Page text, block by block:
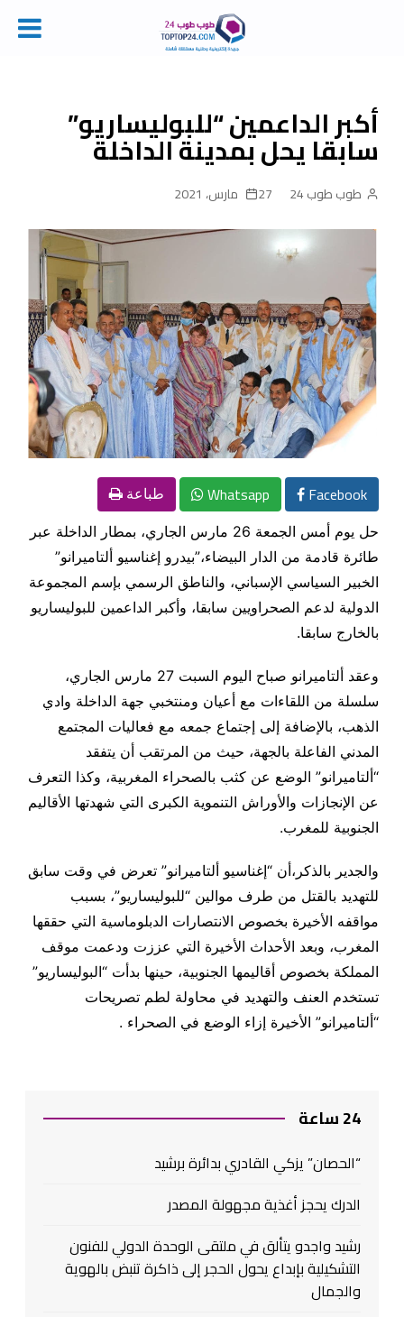
contentأكبر الداعمين “للبوليساريو”
سابقا يحل بمدينة الداخلة
طوب طوب 24 27 مارس، 2021
Facebook
Whatsapp طباعة
حل يوم أمس الجمعة 26 مارس الجاري، بمطار الداخلة عبر
طائرة قادمة من الدار البيضاء،”بيدرو إغناسيو ألتاميرانو”
الخبير السياسي الإسباني، والناطق الرسمي بإسم المجموعة
الدولية لدعم الصحراويين سابقا، وأكبر الداعمين للبوليساريو
بالخارج سابقا.
وعقد ألتاميرانو صباح اليوم السبت 27 مارس الجاري،
سلسلة من اللقاءات مع أعيان ومنتخبي جهة الداخلة وادي
الذهب، بالإضافة إلى إجتماع جمعه مع فعاليات المجتمع
المدني الفاعلة بالجهة، حيث من المرتقب أن يتفقد
“ألتاميرانو” الوضع عن كثب بالصحراء المغربية، وكذا التعرف
عن الإنجازات والأوراش التنموية الكبرى التي شهدتها الأقاليم
الجنوبية للمغرب.
والجدير بالذكر،أن “إغناسيو ألتاميرانو” تعرض في وقت سابق
للتهديد بالقتل من طرف موالين “للبوليساريو”، بسبب
مواقفه الأخيرة بخصوص الانتصارات الدبلوماسية التي حققها
المغرب، وبعد الأحداث الأخيرة التي عززت ودعمت موقف
المملكة بخصوص أقاليمها الجنوبية، حينها بدأت “البوليساريو”
تستخدم العنف والتهديد في محاولة لطم تصريحات
“ألتاميرانو” الأخيرة إزاء الوضع في الصحراء .
24 ساعة
“الحصان” يزكي القادري بدائرة برشيد
الدرك يحجز أغذية مجهولة المصدر
رشيد واجدو يتألق في ملتقى الوحدة الدولي للفنون
التشكيلية بإبداع يحول الحجر إلى ذاكرة تنبض بالهوية
والجمال